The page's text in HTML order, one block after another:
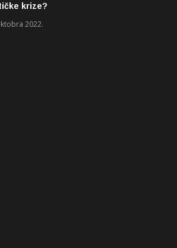
krize?
2022.